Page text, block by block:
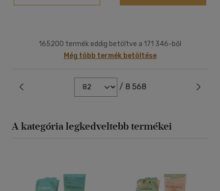
165200 termék eddig betöltve a 171 346-ből
Még több termék betöltése
/ 8 568
A kategória legkedveltebb termékei